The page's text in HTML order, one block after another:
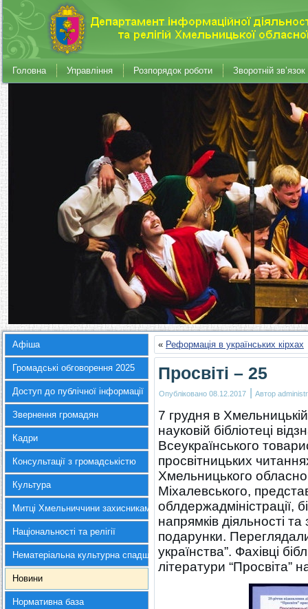
Головна Управління Розпорядок роботи Зворотній зв’язок
Афіша
Громадські обговорення 2025
Доступ до публічної інформації
Звернення громадян
Кадри
Консультації з громадськістю
Культура
Митці Хмельниччини захисникам України
Національності та релігії
Нематеріальна культурна спадщина
Новини
Нормативна база
« Реформація в українських кірхах
Просвіті – 25
Опубліковано 08.12.2017 | Автор
7 грудня в
науковій бібліотеці
Всеукраїнського
просвітницьких
Хмельницького
Міхалевського,
облдержадміністрації,
напрямків діяльності
подарунки.
українства”. Фахівці
літератури “Просвіта”